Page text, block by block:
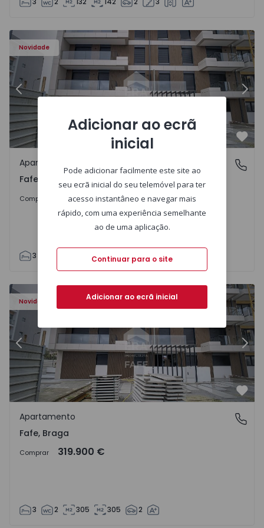
Novidade
Anterior
Fafe, Braga
Apartamento
Fafe, Braga
Comprar 325.800 €
3 305 2
Novidade
Anterior
Fafe, Braga
Apartamento
Fafe, Braga
Comprar 319.900 €
3 2 305 305 2
Adicionar ao ecrã
inicial
Pode adicionar facilmente este site ao
seu ecrã inicial do seu telemóvel para ter
acesso instantâneo e navegar mais
rápido, com uma experiência semelhante
ao de uma aplicação.
Continuar para o site
Adicionar ao ecrã inicial